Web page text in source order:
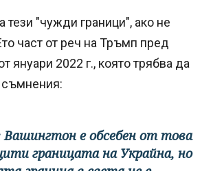
"чужди граници", ако не
част от реч на Тръмп пред
януари 2022 г., която трябва да
съмнения:
Вашингтон е обсебен от това
границата на Украйна, но